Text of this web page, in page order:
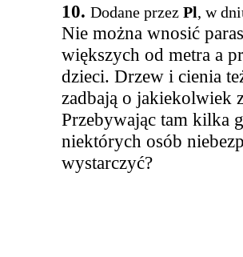
10. Dodane przez Pl, w
Nie można wnosić
większych od metra a
dzieci. Drzew i cienia
zadbają o jakiekolwiek
Przebywając tam kilka
niektórych osób
wystarczyć?